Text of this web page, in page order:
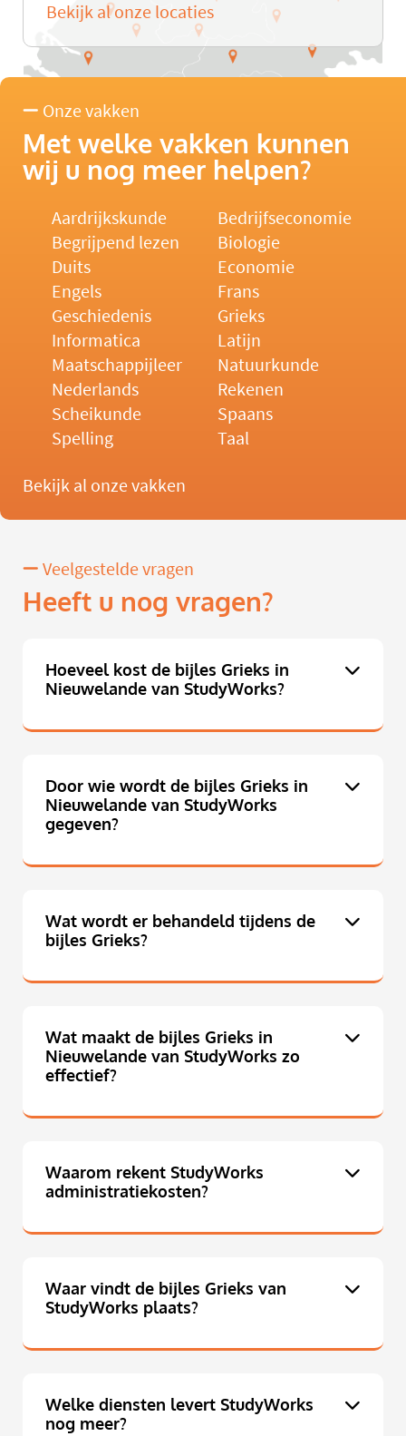
Bekijk al onze locaties
Onze vakken
Met welke vakken kunnen
wij u nog meer helpen?
Aardrijkskunde
Bedrijfseconomie
Begrijpend lezen
Biologie
Duits
Economie
Engels
Frans
Geschiedenis
Grieks
Informatica
Latijn
Maatschappijleer
Natuurkunde
Nederlands
Rekenen
Scheikunde
Spaans
Spelling
Taal
Bekijk al onze vakken
Veelgestelde vragen
Heeft u nog vragen?
Hoeveel kost de bijles Grieks in
Nieuwelande van StudyWorks?
Door wie wordt de bijles Grieks in
Nieuwelande van StudyWorks
gegeven?
Wat wordt er behandeld tijdens de
bijles Grieks?
Wat maakt de bijles Grieks in
Nieuwelande van StudyWorks zo
effectief?
Waarom rekent StudyWorks
administratiekosten?
Waar vindt de bijles Grieks van
StudyWorks plaats?
Welke diensten levert StudyWorks
nog meer?